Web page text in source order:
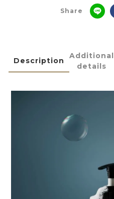
Share
Description
Additional
details